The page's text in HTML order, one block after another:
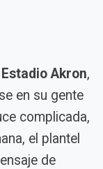
Estadio Akron,
en su gente
complicada,
el plantel
de